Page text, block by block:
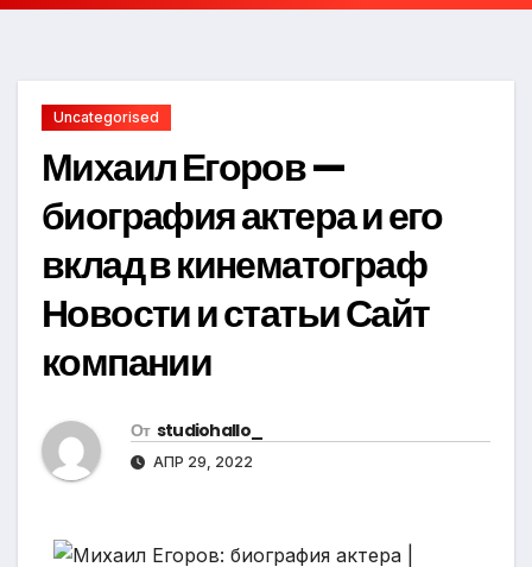
Uncategorised
Михаил Егоров —
биография актера и его
вклад в кинематограф
Новости и статьи Сайт
компании
От studiohallo_
АПР 29, 2022